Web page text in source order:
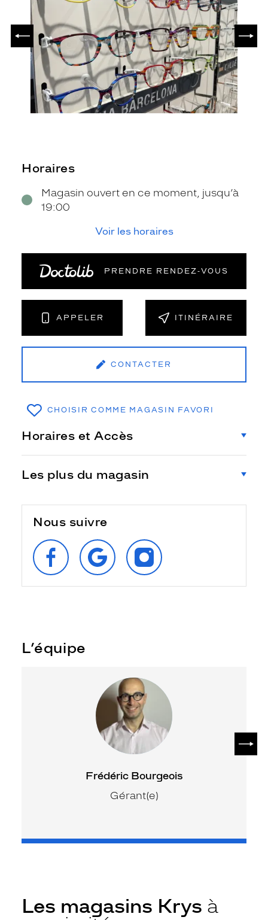
PRÉCÉDENT
Horaires
Magasin ouvert en ce moment, jusqu’à
19:00
Voir les horaires
PRENDRE RENDEZ‑VOUS
APPELER ITINÉRAIRE
CONTACTER
CHOISIR COMME MAGASIN FAVORI
Horaires et Accès
Les plus du magasin
Nous suivre
SUIVEZ‑NOUS
SUR
FACEBOOK
RETROUVEZ‑NOUS
SUR
GOOGLE
SUIVEZ‑NOUS
SUR
INSTAGRAM
L’équipe
Frédéric Bourgeois
Gérant(e)
Les magasins Krys à